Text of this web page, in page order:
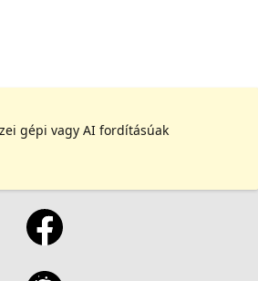
gépi vagy AI fordításúak